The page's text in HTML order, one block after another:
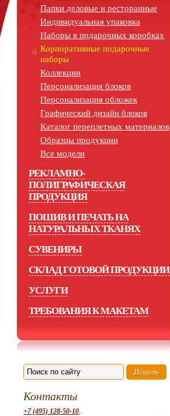
Папки деловые и ресторанные
Индивидуальная упаковка
Наборы в подарочных коробках
Корпоративные подарочные
наборы
Коллекции
Персонализация блоков
Персонализация обложек
Графический дизайн блоков
Каталог переплетных материалов
Образцы продукции
Все модели
РЕКЛАМНО-
ПОЛИГРАФИЧЕСКАЯ
ПРОДУКЦИЯ
ПОШИВ И ПЕЧАТЬ НА
НАТУРАЛЬНЫХ ТКАНЯХ
СУВЕНИРЫ
СКЛАД ГОТОВОЙ ПРОДУКЦИИ
УСЛУГИ
ТРЕБОВАНИЯ К МАКЕТАМ
Контакты
+7 (495) 128-50-10,